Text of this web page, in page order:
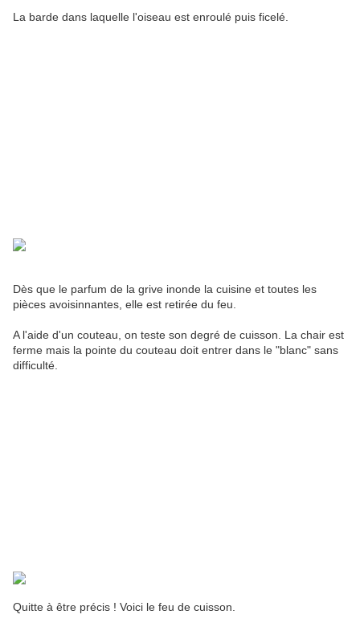
La barde dans laquelle l'oiseau est enroulé puis ficelé.
Dès que le parfum de la grive inonde la cuisine et toutes les
pièces avoisinnantes, elle est retirée du feu.
A l'aide d'un couteau, on teste son degré de cuisson. La chair est
ferme mais la pointe du couteau doit entrer dans le "blanc" sans
difficulté.
Quitte à être précis ! Voici le feu de cuisson.